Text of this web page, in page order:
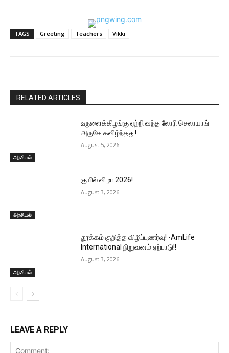
TAGS Greeting Teachers Vikki
RELATED ARTICLES
அரசியல்
உருளைக்கிழங்கு ஏற்றி வந்த லோரி செலாயாங்
அருகே கவிழ்ந்தது!
August 5, 2026
அரசியல்
குயில் விழா 2026!
August 3, 2026
அரசியல்
தூக்கம் குறித்த விழிப்புணர்வு! -AmLife
International நிறுவனம் ஏற்பாடு!!
August 3, 2026
LEAVE A REPLY